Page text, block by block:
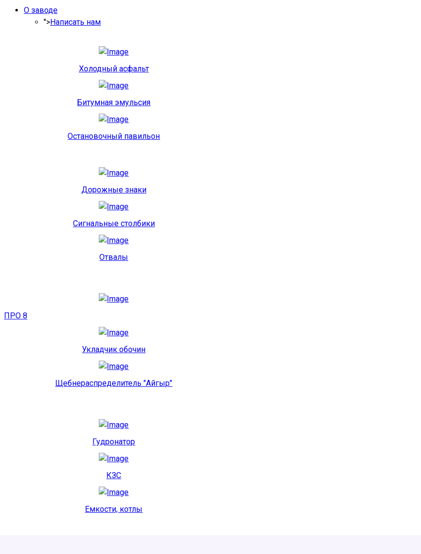
О заводе
">Написать нам
Холодный асфальт
Битумная эмульсия
Остановочный павильон
Дорожные знаки
Сигнальные столбики
Отвалы
ПРО 8
Укладчик обочин
Щебнераспределитель "Айгыр"
Гудронатор
КЗС
Емкости, котлы